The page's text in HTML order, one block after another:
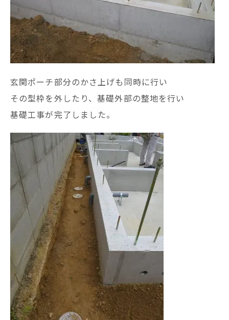
玄関ポーチ部分のかさ上げも同時に行い
その型枠を外したり、基礎外部の整地を行い
基礎工事が完了しました。